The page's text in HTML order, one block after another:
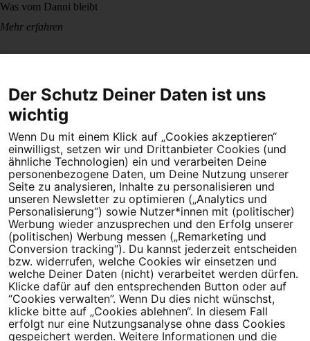
Was vom Danni bleibt
Mehr erfahren
Dein Engagement macht den Unterschied. Schließe Dich 4,5
Millionen Menschen an.
Newsletter bestellen
Campact e.V.
IBAN DE95 2‍5‍1‍2 0‍5‍1‍0 6‍9‍8‍0 0‍0‍0‍0 0‍0
SozialBank
Direkt online spenden
NewsletterHilfe und
Der Schutz Deiner Daten ist uns
wichtig
Wenn Du mit einem Klick auf „Cookies akzeptieren“
einwilligst, setzen wir und Drittanbieter Cookies (und
ähnliche Technologien) ein und verarbeiten Deine
personenbezogene Daten, um Deine Nutzung unserer
Seite zu analysieren, Inhalte zu personalisieren und
unseren Newsletter zu optimieren („Analytics und
Personalisierung“) sowie Nutzer*innen mit (politischer)
Werbung wieder anzusprechen und den Erfolg unserer
(politischen) Werbung messen („Remarketing und
Conversion tracking“). Du kannst jederzeit entscheiden
bzw. widerrufen, welche Cookies wir einsetzen und
welche Deiner Daten (nicht) verarbeitet werden dürfen.
Klicke dafür auf den entsprechenden Button oder auf
“Cookies verwalten”. Wenn Du dies nicht wünschst,
klicke bitte auf „Cookies ablehnen“. In diesem Fall
erfolgt nur eine Nutzungsanalyse ohne dass Cookies
gespeichert werden. Weitere Informationen und die